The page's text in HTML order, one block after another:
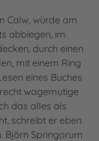
Calw, würde am
abbiegen, im
durch einen
mit einem Ring
eines Buches
wagemutige
das alles als
schreibt er eben
Björn Springorum